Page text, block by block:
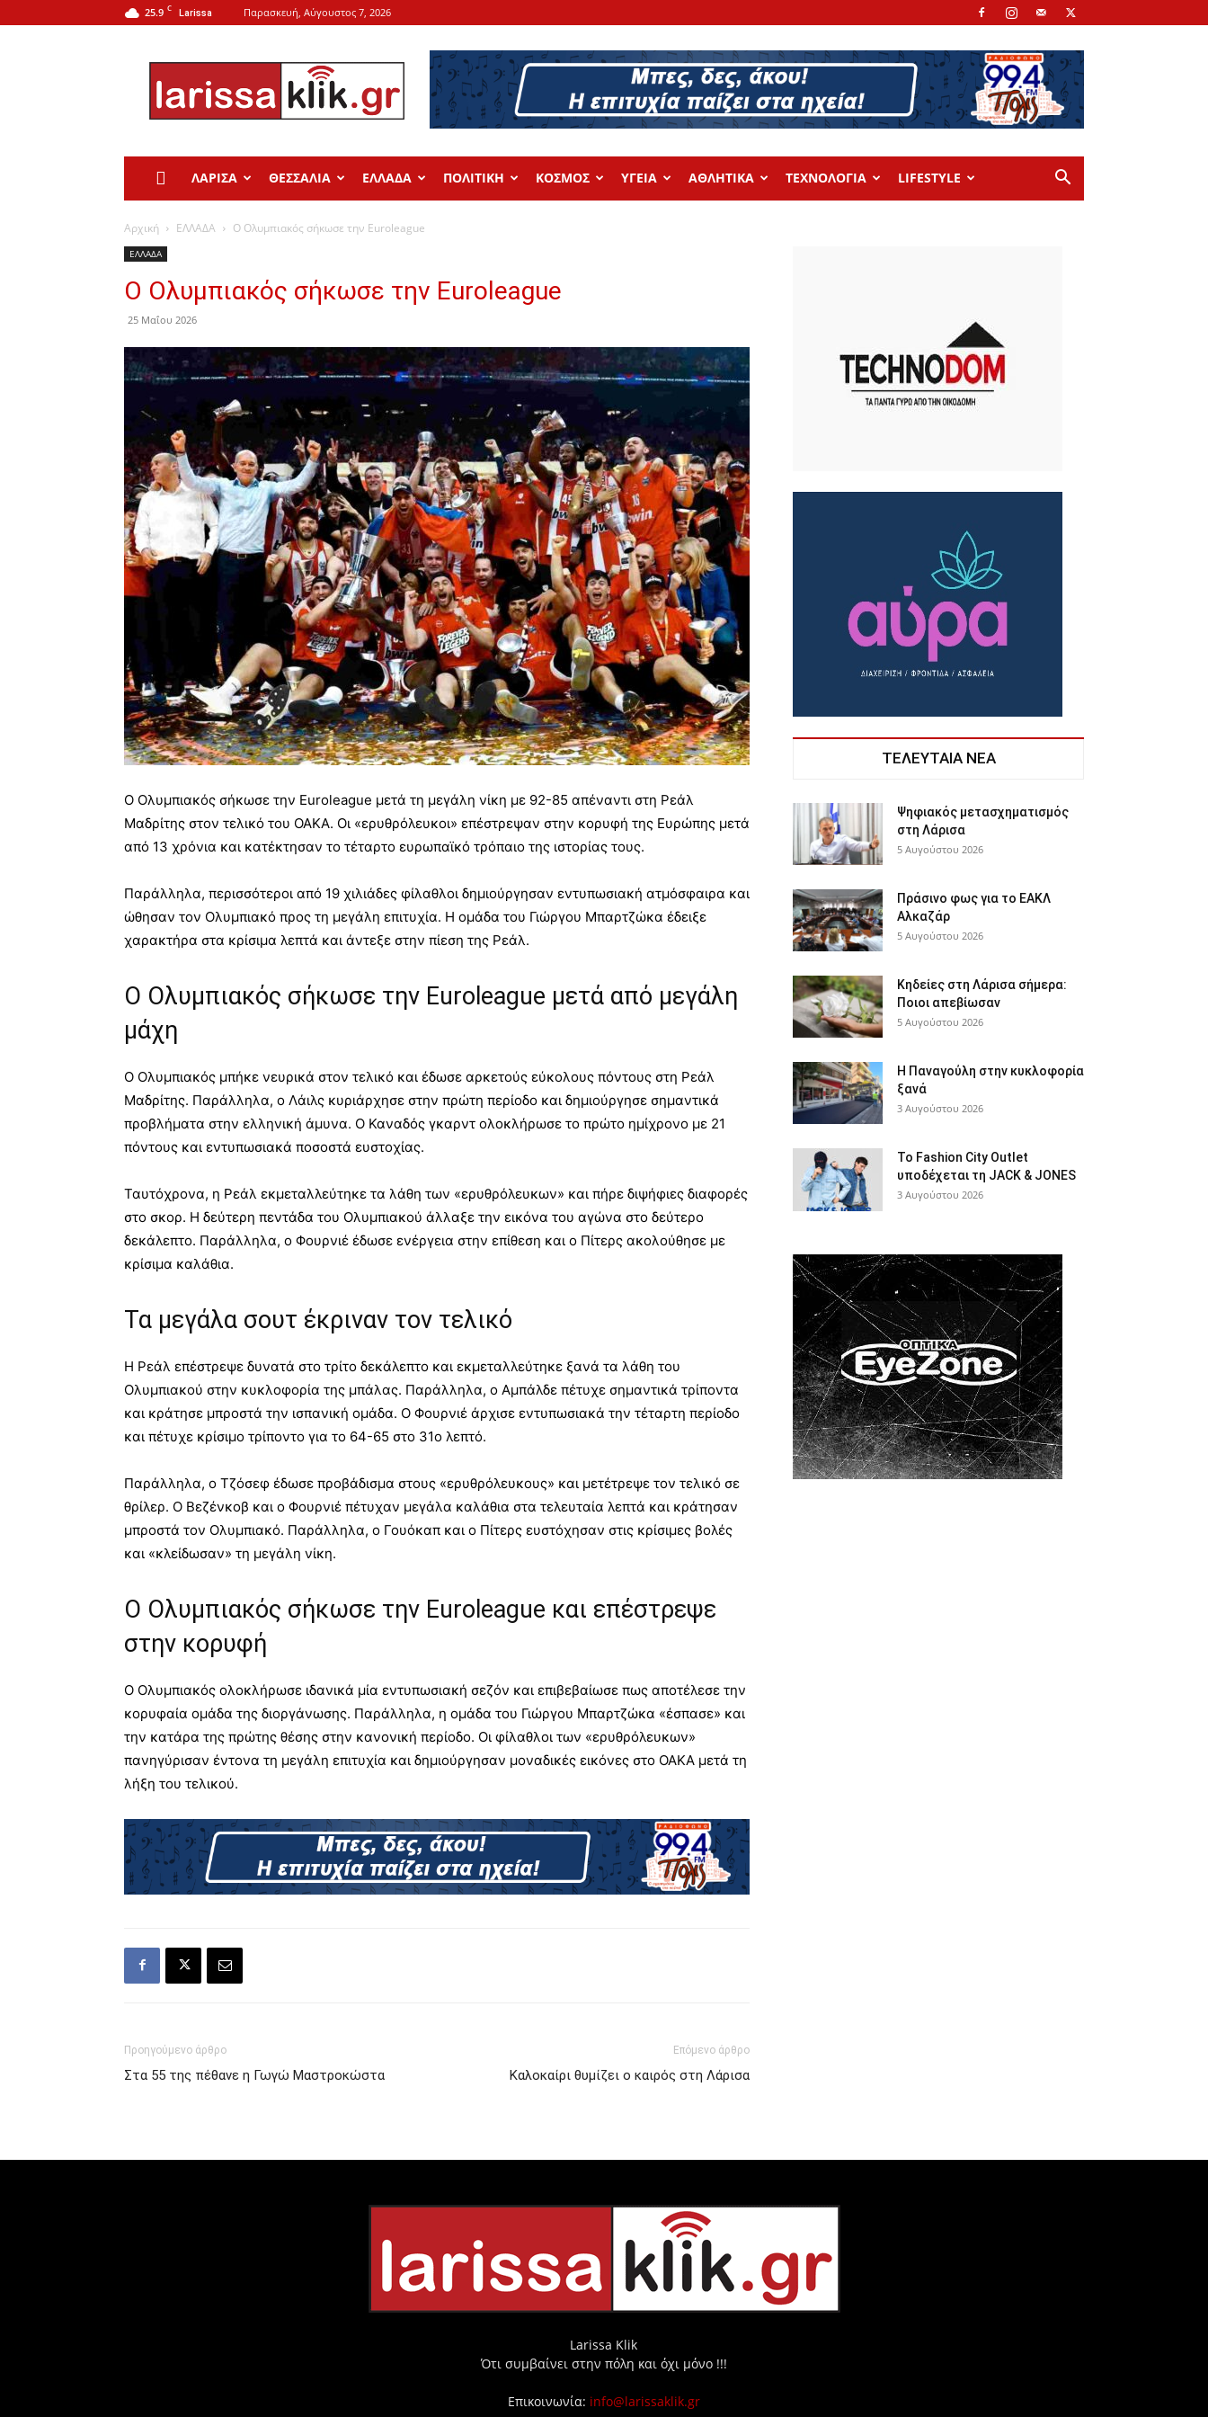
25.9 C Larissa Παρασκευή, Αύγουστος 7, 2026
Larissa
ΛΑΡΙΣΑ ΘΕΣΣΑΛΙΑ ΕΛΛΑΔΑ ΠΟΛΙΤΙΚΗ ΚΟΣΜΟΣ ΥΓΕΙΑ ΑΘΛΗΤΙΚΑ ΤΕΧΝΟΛΟΓΙΑ LIFESTYLE
Αρχική ΕΛΛΑΔΑ Ο Ολυμπιακός σήκωσε την Euroleague
ΕΛΛΑΔΑ
Ο Ολυμπιακός σήκωσε την Euroleague
25 Μαΐου 2026
Ο Ολυμπιακός σήκωσε την Euroleague μετά τη μεγάλη νίκη με 92-85 απέναντι στη Ρεάλ
Μαδρίτης στον τελικό του ΟΑΚΑ. Οι «ερυθρόλευκοι» επέστρεψαν στην κορυφή της Ευρώπης μετά
από 13 χρόνια και κατέκτησαν το τέταρτο ευρωπαϊκό τρόπαιο της ιστορίας τους.
Παράλληλα, περισσότεροι από 19 χιλιάδες φίλαθλοι δημιούργησαν εντυπωσιακή ατμόσφαιρα και
ώθησαν τον Ολυμπιακό προς τη μεγάλη επιτυχία. Η ομάδα του Γιώργου Μπαρτζώκα έδειξε
χαρακτήρα στα κρίσιμα λεπτά και άντεξε στην πίεση της Ρεάλ.
Ο Ολυμπιακός σήκωσε την Euroleague μετά από μεγάλη
μάχη
Ο Ολυμπιακός μπήκε νευρικά στον τελικό και έδωσε αρκετούς εύκολους πόντους στη Ρεάλ
Μαδρίτης. Παράλληλα, ο Λάιλς κυριάρχησε στην πρώτη περίοδο και δημιούργησε σημαντικά
προβλήματα στην ελληνική άμυνα. Ο Καναδός γκαρντ ολοκλήρωσε το πρώτο ημίχρονο με 21
πόντους και εντυπωσιακά ποσοστά ευστοχίας.
Ταυτόχρονα, η Ρεάλ εκμεταλλεύτηκε τα λάθη των «ερυθρόλευκων» και πήρε διψήφιες διαφορές
στο σκορ. Η δεύτερη πεντάδα του Ολυμπιακού άλλαξε την εικόνα του αγώνα στο δεύτερο
δεκάλεπτο. Παράλληλα, ο Φουρνιέ έδωσε ενέργεια στην επίθεση και ο Πίτερς ακολούθησε με
κρίσιμα καλάθια.
Τα μεγάλα σουτ έκριναν τον τελικό
Η Ρεάλ επέστρεψε δυνατά στο τρίτο δεκάλεπτο και εκμεταλλεύτηκε ξανά τα λάθη του
Ολυμπιακού στην κυκλοφορία της μπάλας. Παράλληλα, ο Αμπάλδε πέτυχε σημαντικά τρίποντα
και κράτησε μπροστά την ισπανική ομάδα. Ο Φουρνιέ άρχισε εντυπωσιακά την τέταρτη περίοδο
και πέτυχε κρίσιμο τρίποντο για το 64-65 στο 31ο λεπτό.
Παράλληλα, ο Τζόσεφ έδωσε προβάδισμα στους «ερυθρόλευκους» και μετέτρεψε τον τελικό σε
θρίλερ. Ο Βεζένκοβ και ο Φουρνιέ πέτυχαν μεγάλα καλάθια στα τελευταία λεπτά και κράτησαν
μπροστά τον Ολυμπιακό. Παράλληλα, ο Γουόκαπ και ο Πίτερς ευστόχησαν στις κρίσιμες βολές
και «κλείδωσαν» τη μεγάλη νίκη.
Ο Ολυμπιακός σήκωσε την Euroleague και επέστρεψε
στην κορυφή
Ο Ολυμπιακός ολοκλήρωσε ιδανικά μία εντυπωσιακή σεζόν και επιβεβαίωσε πως αποτέλεσε την
κορυφαία ομάδα της διοργάνωσης. Παράλληλα, η ομάδα του Γιώργου Μπαρτζώκα «έσπασε» και
την κατάρα της πρώτης θέσης στην κανονική περίοδο. Οι φίλαθλοι των «ερυθρόλευκων»
πανηγύρισαν έντονα τη μεγάλη επιτυχία και δημιούργησαν μοναδικές εικόνες στο ΟΑΚΑ μετά τη
λήξη του τελικού.
Προηγούμενο άρθρο
Στα 55 της πέθανε η Γωγώ Μαστροκώστα
Επόμενο άρθρο
Καλοκαίρι θυμίζει ο καιρός στη Λάρισα
ΤΕΛΕΥΤΑΙΑ ΝΕΑ
Ψηφιακός μετασχηματισμός
στη Λάρισα
5 Αυγούστου 2026
Πράσινο φως για το ΕΑΚΛ
Αλκαζάρ
5 Αυγούστου 2026
Κηδείες στη Λάρισα σήμερα:
Ποιοι απεβίωσαν
5 Αυγούστου 2026
Η Παναγούλη στην κυκλοφορία
ξανά
3 Αυγούστου 2026
Το Fashion City Outlet
υποδέχεται τη JACK & JONES
3 Αυγούστου 2026
Larissa Klik
Ότι συμβαίνει στην πόλη και όχι μόνο !!!
Επικοινωνία: info@larissaklik.gr